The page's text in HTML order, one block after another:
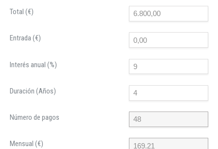
Total (€)
Entrada (€)
Interés anual (%)
Duración (Años)
Número de pagos
Mensual (€)